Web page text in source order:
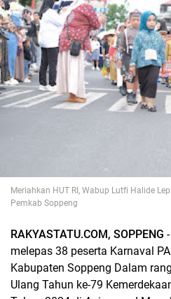
Meriahkan HUT RI, Wabup Lutfi Halide
Pemkab Soppeng
RAKYASTATU.COM, SOPPENG
melepas 38 peserta Karnaval
Kabupaten Soppeng Dalam
Ulang Tahun ke-79